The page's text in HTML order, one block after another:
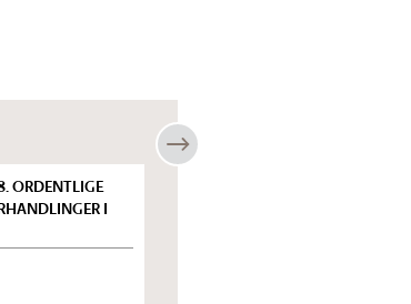
ORDENTLIGE
I